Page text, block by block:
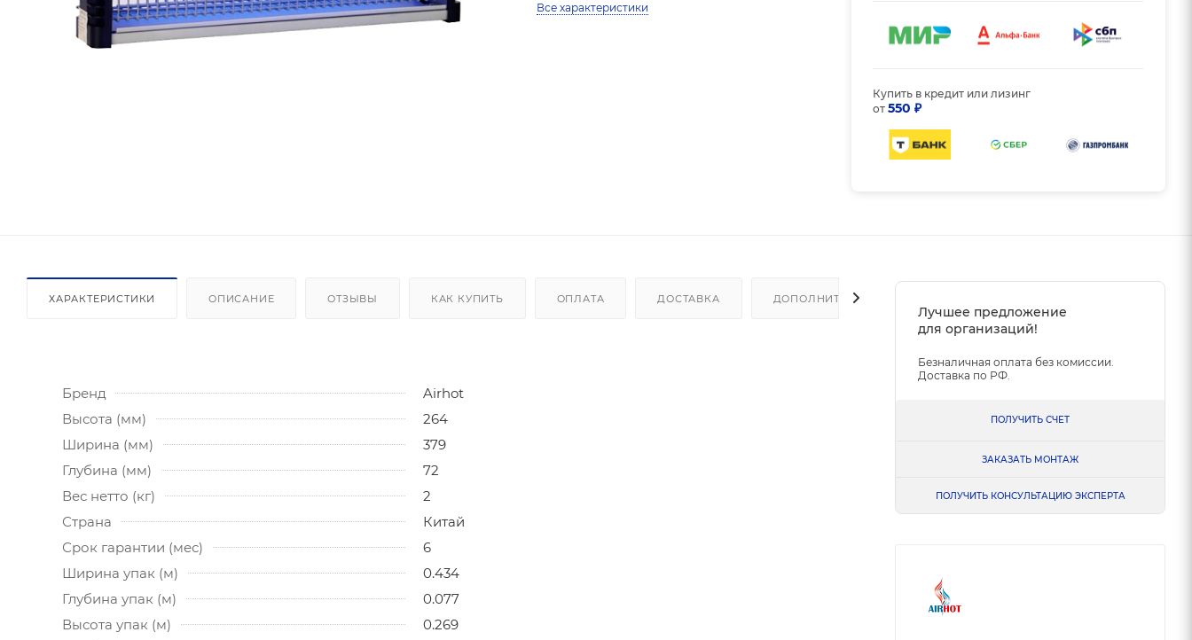
Все характеристики
Купить в кредит или лизинг
от550 ₽
ХАРАКТЕРИСТИКИ ОПИСАНИЕ ОТЗЫВЫ КАК КУПИТЬ ОПЛАТА ДОСТАВКА ДОПОЛНИТЕЛЬНО
Бренд
Airhot
Высота (мм)
264
Ширина (мм)
379
Глубина (мм)
72
Вес нетто (кг)
2
Страна
Китай
Срок гарантии (мес)
6
Ширина упак (м)
0.434
Глубина упак (м)
0.077
Высота упак (м)
0.269
Лучшее предложение
для организаций!
Безналичная оплата без комиссии.
Доставка по РФ.
ПОЛУЧИТЬ СЧЕТ
ЗАКАЗАТЬ МОНТАЖ
ПОЛУЧИТЬ КОНСУЛЬТАЦИЮ ЭКСПЕРТА